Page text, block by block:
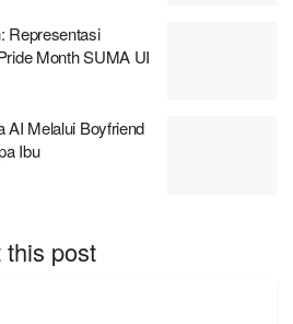
Representasi
Month SUMA UI
AI Melalui Boyfriend
Ibu
this post